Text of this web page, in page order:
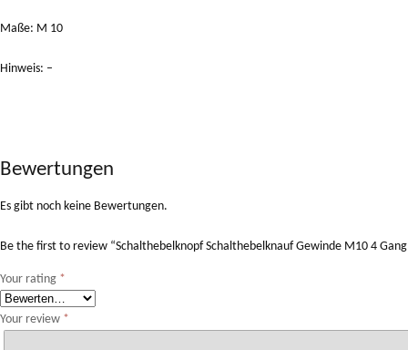
Maße: M 10
Hinweis: –
Bewertungen
Es gibt noch keine Bewertungen.
Be the first to review “Schalthebelknopf Schalthebelknauf Gewinde M10 4
Your rating *
Your review *